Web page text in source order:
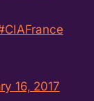
16, 2017